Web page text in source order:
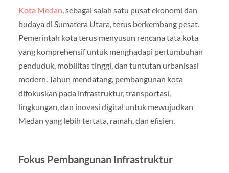
Kota Medan , sebagai salah satu pusat ekonomi dan
budaya di Sumatera Utara, terus berkembang pesat.
Pemerintah kota terus menyusun rencana tata kota
yang komprehensif untuk menghadapi pertumbuhan
penduduk, mobilitas tinggi, dan tuntutan urbanisasi
modern. Tahun mendatang, pembangunan kota
difokuskan pada infrastruktur, transportasi,
lingkungan, dan inovasi digital untuk mewujudkan
Medan yang lebih tertata, ramah, dan efisien.
Fokus Pembangunan Infrastruktur